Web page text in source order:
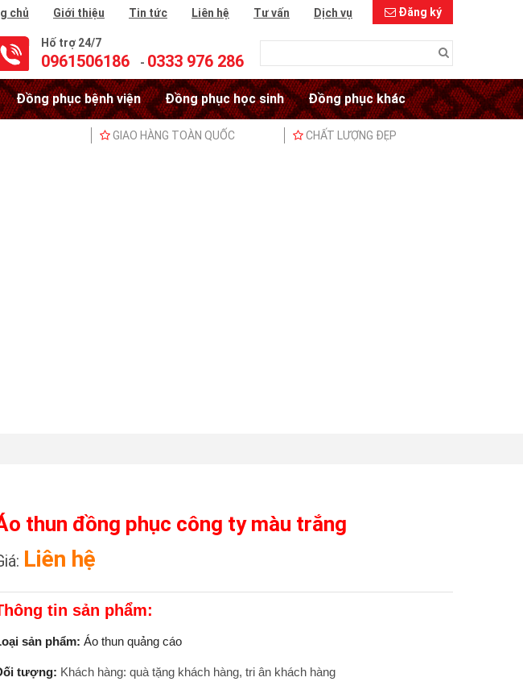
Đăng ký
chủ Giới thiệu Tin tức Liên hệ Tư vấn Dịch vụ
Hố trợ 24/7
0961506186 - 0333 976 286
Đồng phục bệnh viện Đồng phục học sinh Đồng phục khác
GIAO HÀNG TOÀN QUỐC CHẤT LƯỢNG ĐẸP
thun đồng phục công ty màu trắng
Liên hệ
tin sản phẩm:
sản phẩm: Áo thun quảng cáo
tượng: Khách hàng: quà tặng khách hàng, tri ân khách hàng